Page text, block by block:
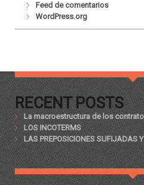
Feed de comentarios
WordPress.org
RECENT POSTS
La macroestructura de los
LOS INCOTERMS
LAS PREPOSICIONES SUFIJADAS